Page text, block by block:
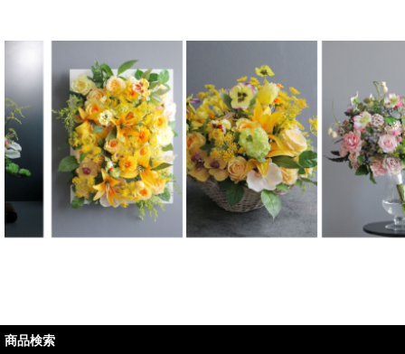
商品検索